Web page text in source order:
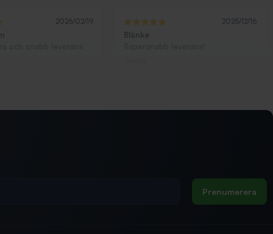
2026/02/19 2025/12/16
Blänke
Prenumerera